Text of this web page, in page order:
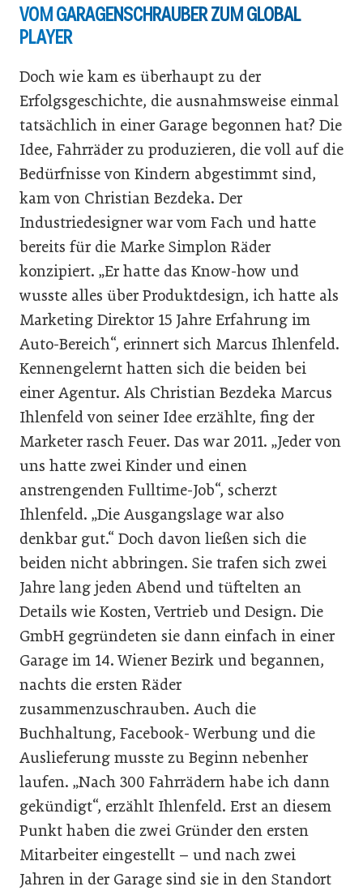
VOM GARAGENSCHRAUBER ZUM GLOBAL
PLAYER
Doch wie kam es überhaupt zu der
Erfolgsgeschichte, die ausnahmsweise einmal
tatsächlich in einer Garage begonnen hat? Die
Idee, Fahrräder zu produzieren, die voll auf die
Bedürfnisse von Kindern abgestimmt sind,
kam von Christian Bezdeka. Der
Industriedesigner war vom Fach und hatte
bereits für die Marke Simplon Räder
konzipiert. „Er hatte das Know-how und
wusste alles über Produktdesign, ich hatte als
Marketing Direktor 15 Jahre Erfahrung im
Auto-Bereich“, erinnert sich Marcus Ihlenfeld.
Kennengelernt hatten sich die beiden bei
einer Agentur. Als Christian Bezdeka Marcus
Ihlenfeld von seiner Idee erzählte, fing der
Marketer rasch Feuer. Das war 2011. „Jeder von
uns hatte zwei Kinder und einen
anstrengenden Fulltime-Job“, scherzt
Ihlenfeld. „Die Ausgangslage war also
denkbar gut.“ Doch davon ließen sich die
beiden nicht abbringen. Sie trafen sich zwei
Jahre lang jeden Abend und tüftelten an
Details wie Kosten, Vertrieb und Design. Die
GmbH gegründeten sie dann einfach in einer
Garage im 14. Wiener Bezirk und begannen,
nachts die ersten Räder
zusammenzuschrauben. Auch die
Buchhaltung, Facebook- Werbung und die
Auslieferung musste zu Beginn nebenher
laufen. „Nach 300 Fahrrädern habe ich dann
gekündigt“, erzählt Ihlenfeld. Erst an diesem
Punkt haben die zwei Gründer den ersten
Mitarbeiter eingestellt – und nach zwei
Jahren in der Garage sind sie in den Standort